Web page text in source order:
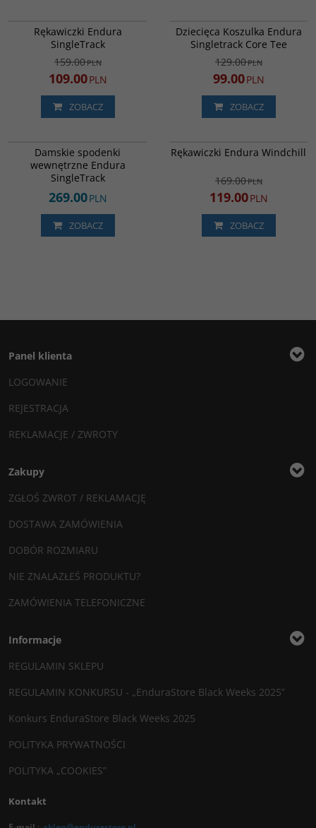
Rękawiczki Endura
SingleTrack
159.00PLN
109.00PLN
ZOBACZ
PROMOCJA
Dziecięca Koszulka Endura
Singletrack Core Tee
129.00PLN
99.00PLN
ZOBACZ
Damskie spodenki
wewnętrzne Endura
SingleTrack
269.00PLN
ZOBACZ
PROMOCJA
Rękawiczki Endura Windchill
169.00PLN
119.00PLN
ZOBACZ
Panel klienta
LOGOWANIE
REJESTRACJA
REKLAMACJE / ZWROTY
Zakupy
ZGŁOŚ ZWROT / REKLAMACJĘ
DOSTAWA ZAMÓWIENIA
DOBÓR ROZMIARU
NIE ZNALAZŁEŚ PRODUKTU?
ZAMÓWIENIA TELEFONICZNE
Informacje
REGULAMIN SKLEPU
REGULAMIN KONKURSU - „EnduraStore Black Weeks 2025”
Konkurs EnduraStore Black Weeks 2025
POLITYKA PRYWATNOŚCI
POLITYKA „COOKIES”
Kontakt